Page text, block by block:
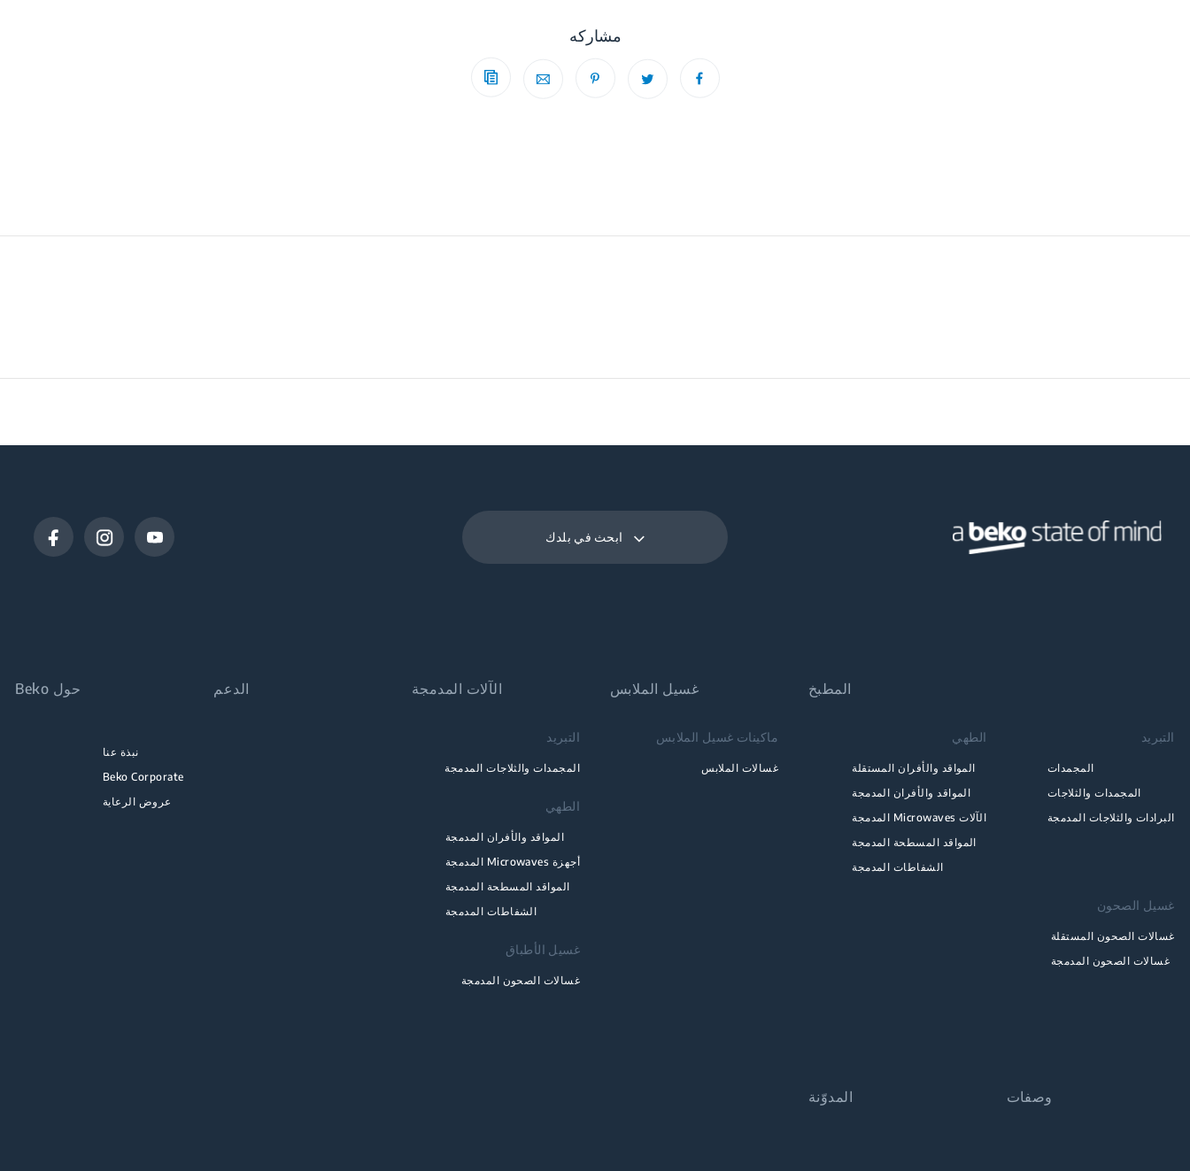
مشاركه
ابحث في بلدك
المطبخ
التبريد
المجمدات
المجمدات والثلاجات
البرادات والثلاجات المدمجة
الطهي
المواقد والأفران المستقلة
المواقد والأفران المدمجة
الآلات Microwaves المدمجة
المواقد المسطحة المدمجة
الشفاطات المدمجة
غسيل الصحون
غسالات الصحون المستقلة
غسالات الصحون المدمجة
غسيل الملابس
ماكينات غسيل الملابس
غسالات الملابس
الآلات المدمجة
التبريد
المجمدات والثلاجات المدمجة
الطهي
المواقد والأفران المدمجة
أجهزة Microwaves المدمجة
المواقد المسطحة المدمجة
الشفاطات المدمجة
غسيل الأطباق
غسالات الصحون المدمجة
الدعم حول Beko
نبذة عنا
Beko Corporate
عروض الرعاية
وصفات المدوّنة